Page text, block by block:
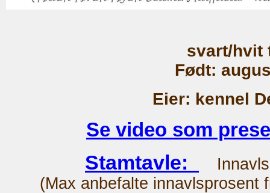
svart/hvit
Født:
Eier: kennel
Se video som
Stamtavle:
(Max anbefalte innavlsprosent